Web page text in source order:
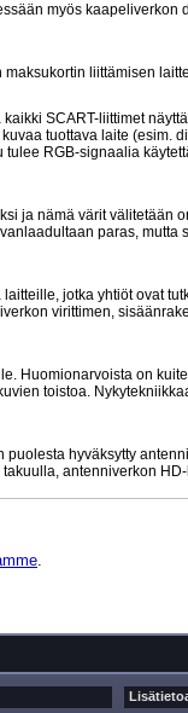
myös
liittämisen
SCART-liittimet
tuottava laite (esim.
RGB-signaalia
ja nämä värit välitetään
paras, mutta
jotka yhtiöt ovat
virittimen,
Huomionarvoista on
toistoa.
hyväksytty
antenniverkon
.